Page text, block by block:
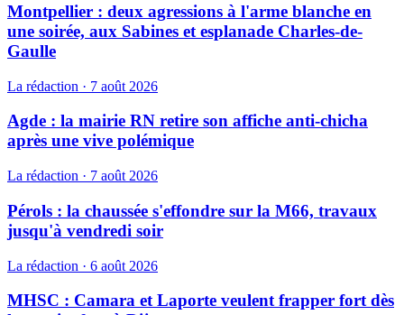
Montpellier : deux agressions à l'arme blanche en
une soirée, aux Sabines et esplanade Charles-de-
Gaulle
La rédaction · 7 août 2026
Agde : la mairie RN retire son affiche anti-chicha
après une vive polémique
La rédaction · 7 août 2026
Pérols : la chaussée s'effondre sur la M66, travaux
jusqu'à vendredi soir
La rédaction · 6 août 2026
MHSC : Camara et Laporte veulent frapper fort dès